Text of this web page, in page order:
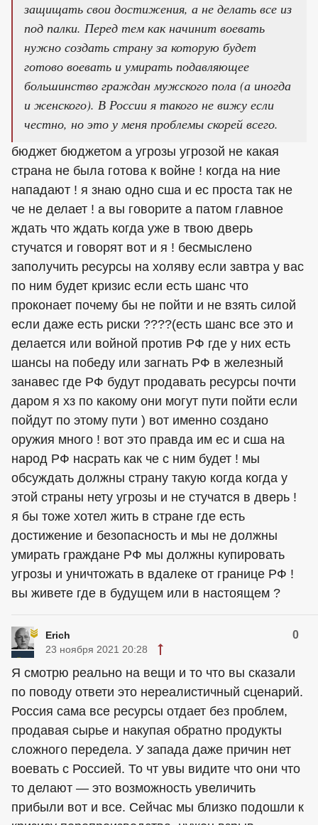
защищать свои достижения, а не делать все из
под палки. Перед тем как начинит воевать
нужно создать страну за которую будет
готово воевать и умирать подавляющее
большинство граждан мужского пола (а иногда
и женского). В России я такого не вижу если
честно, но это у меня проблемы скорей всего.
бюджет бюджетом а угрозы угрозой не какая
страна не была готова к войне ! когда на ние
нападают ! я знаю одно сша и ес проста так не
че не делает ! а вы говорите а патом главное
ждать что ждать когда уже в твою дверь
стучатся и говорят вот и я ! бесмыслено
заполучить ресурсы на холяву если завтра у вас
по ним будет кризис если есть шанс что
проконает почему бы не пойти и не взять силой
если даже есть риски ????(есть шанс все это и
делается или войной против РФ где у них есть
шансы на победу или загнать РФ в железный
занавес где РФ будут продавать ресурсы почти
даром я хз по какому они могут пути пойти если
пойдут по этому пути ) вот именно создано
оружия много ! вот это правда им ес и сша на
народ РФ насрать как че с ним будет ! мы
обсуждать должны страну такую когда когда у
этой страны нету угрозы и не стучатся в дверь !
я бы тоже хотел жить в стране где есть
достижение и безопасность и мы не должны
умирать граждане РФ мы должны купировать
угрозы и уничтожать в вдалеке от границе РФ !
вы живете где в будущем или в настоящем ?
Erich 0
23 ноября 2021 20:28
Я смотрю реально на вещи и то что вы сказали
по поводу ответи это нереалистичный сценарий.
Россия сама все ресурсы отдает без проблем,
продавая сырье и накупая обратно продукты
сложного передела. У запада даже причин нет
воевать с Россией. То чт увы видите что они что
то делают — это возможность увеличить
прибыли вот и все. Сейчас мы близко подошли к